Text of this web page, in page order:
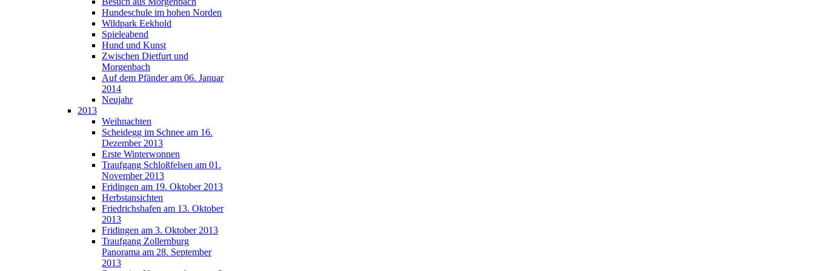
Hundeschule im hohen Norden
Wildpark Eekhold
Spieleabend
Hund und Kunst
Zwischen Dietfurt und
Morgenbach
Auf dem Pfänder am 06. Januar
2014
Neujahr
2013
Weihnachten
Scheidegg im Schnee am 16.
Dezember 2013
Erste Winterwonnen
Traufgang Schloßfelsen am 01.
November 2013
Fridingen am 19. Oktober 2013
Herbstansichten
Friedrichshafen am 13. Oktober
2013
Fridingen am 3. Oktober 2013
Traufgang Zollernburg
Panorama am 28. September
2013